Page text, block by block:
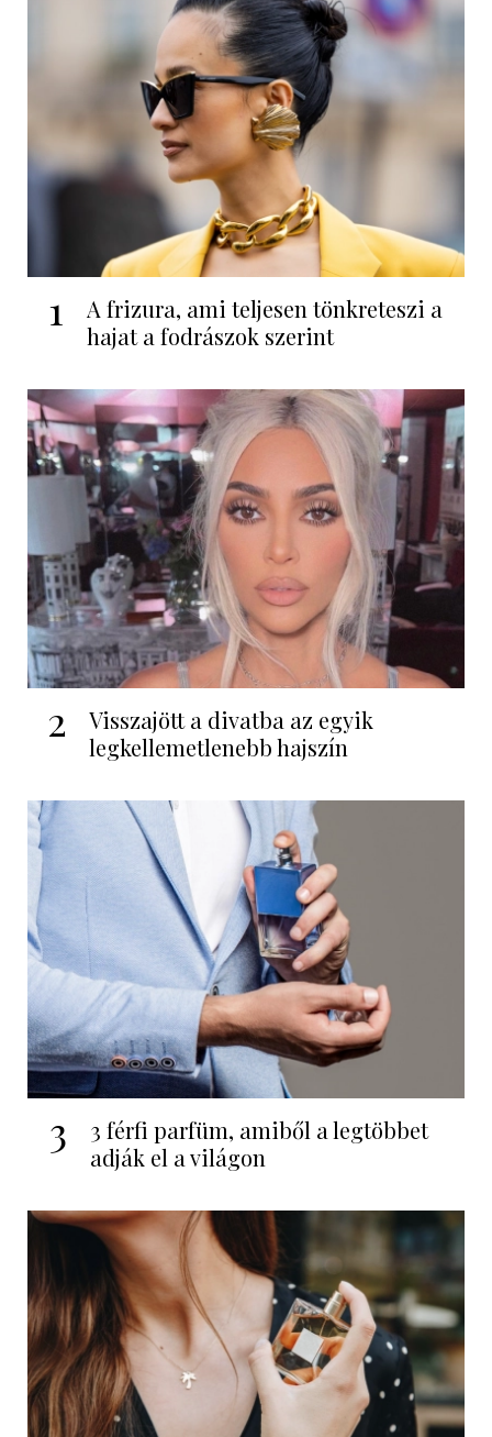
1
A frizura, ami teljesen tönkreteszi a
hajat a fodrászok szerint
2
Visszajött a divatba az egyik
legkellemetlenebb hajszín
3
3 férfi parfüm, amiből a legtöbbet
adják el a világon